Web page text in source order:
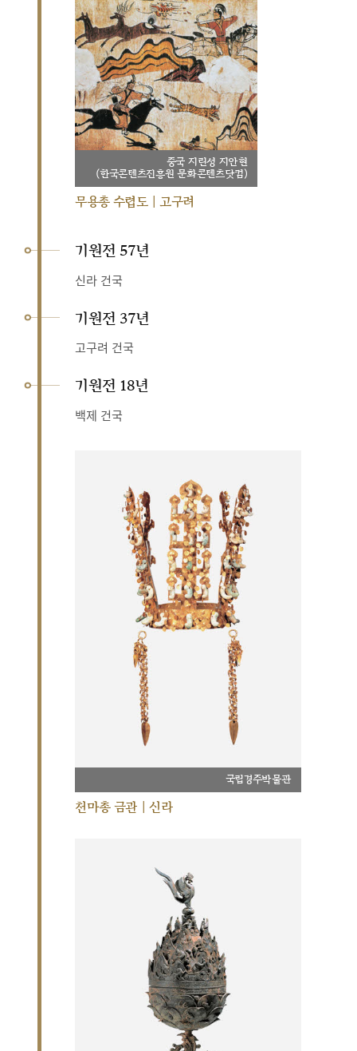
중국 지린성 지안현
(한국콘텐츠진흥원 문화콘텐츠닷컴)
무용총 수렵도 | 고구려
기원전 57년
신라 건국
기원전 37년
고구려 건국
기원전 18년
백제 건국
국립경주박물관
천마총 금관 | 신라